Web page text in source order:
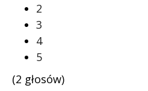
2
3
4
5
(2 głosów)